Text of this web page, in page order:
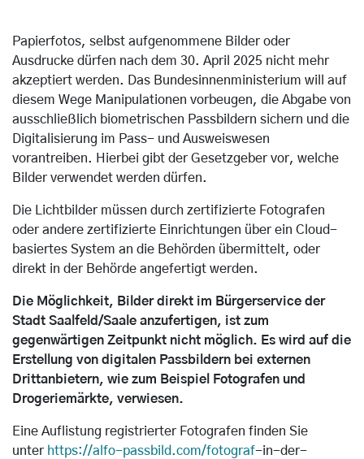
Papierfotos, selbst aufgenommene Bilder oder
Ausdrucke dürfen nach dem 30. April 2025 nicht mehr
akzeptiert werden. Das Bundesinnenministerium will auf
diesem Wege Manipulationen vorbeugen, die Abgabe von
ausschließlich biometrischen Passbildern sichern und die
Digitalisierung im Pass- und Ausweiswesen
vorantreiben. Hierbei gibt der Gesetzgeber vor, welche
Bilder verwendet werden dürfen.
Die Lichtbilder müssen durch zertifizierte Fotografen
oder andere zertifizierte Einrichtungen über ein Cloud-
basiertes System an die Behörden übermittelt, oder
direkt in der Behörde angefertigt werden.
Die Möglichkeit, Bilder direkt im Bürgerservice der
Stadt Saalfeld/Saale anzufertigen, ist zum
gegenwärtigen Zeitpunkt nicht möglich. Es wird auf die
Erstellung von digitalen Passbildern bei externen
Drittanbietern, wie zum Beispiel Fotografen und
Drogeriemärkte, verwiesen.
Eine Auflistung registrierter Fotografen finden Sie
unter https://alfo-passbild.com/fotograf-in-der-